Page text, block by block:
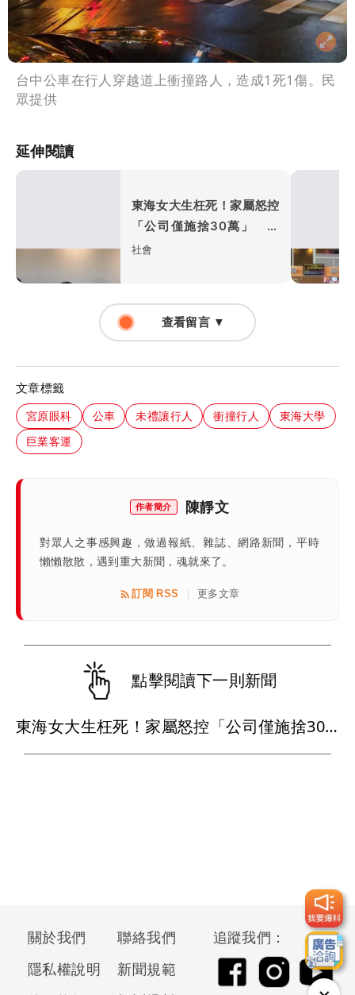
台中公車在行人穿越道上衝撞路人，造成1死1傷。民
眾提供
延伸閱讀
東海女大生枉死！家屬怒控
「公司僅施捨30萬」 巨
業客運回應了
社會
查看留言 ▼
文章標籤
宮原眼科 公車 未禮讓行人 衝撞行人
東海大學
巨業客運
作者簡介 陳靜文
對眾人之事感興趣，做過報紙、雜誌、網路新聞，平時
懶懶散散，遇到重大新聞，魂就來了。
訂閱 RSS 更多文章
點擊閱讀下一則新聞
東海女大生枉死！家屬怒控「公司僅施捨30萬」 巨業客運回應了
關於我們
聯絡我們
隱私權說明
新聞規範
追蹤我們：